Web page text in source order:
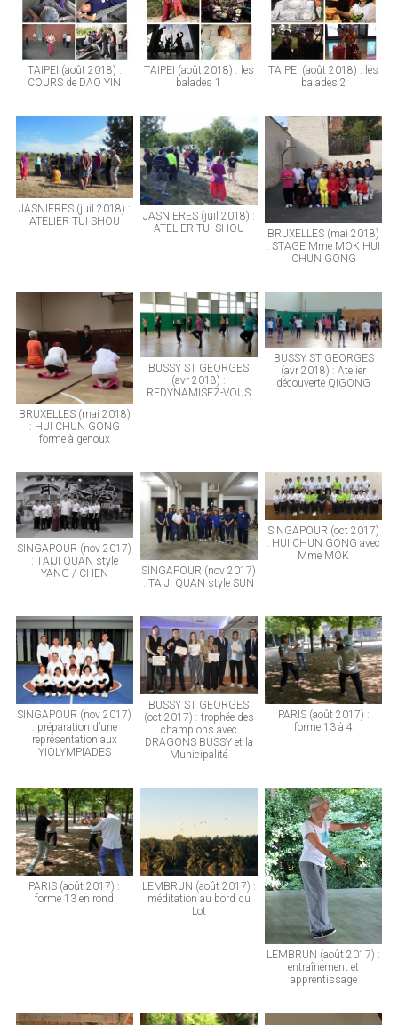
TAIPEI (août 2018) :
COURS de DAO YIN
TAIPEI (août 2018) : les
balades 1
TAIPEI (août 2018) : les
balades 2
JASNIERES (juil 2018) :
ATELIER TUI SHOU
JASNIERES (juil 2018) :
ATELIER TUI SHOU
BRUXELLES (mai 2018)
: STAGE Mme MOK HUI
CHUN GONG
BRUXELLES (mai 2018)
: HUI CHUN GONG
forme à genoux
BUSSY ST GEORGES
(avr 2018) :
REDYNAMISEZ-VOUS
BUSSY ST GEORGES
(avr 2018) : Atelier
découverte QIGONG
SINGAPOUR (nov 2017)
: TAIJI QUAN style
YANG / CHEN
SINGAPOUR (nov 2017)
: TAIJI QUAN style SUN
SINGAPOUR (oct 2017)
: HUI CHUN GONG avec
Mme MOK
SINGAPOUR (nov 2017)
: préparation d’une
représentation aux
YIOLYMPIADES
BUSSY ST GEORGES
(oct 2017) : trophée des
champions avec
DRAGONS BUSSY et la
Municipalité
PARIS (août 2017) :
forme 13 à 4
PARIS (août 2017) :
forme 13 en rond
LEMBRUN (août 2017) :
méditation au bord du
Lot
LEMBRUN (août 2017) :
entraînement et
apprentissage